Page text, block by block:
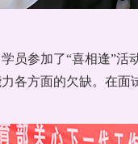
员参加了“喜相逢”
各方面的欠缺。在